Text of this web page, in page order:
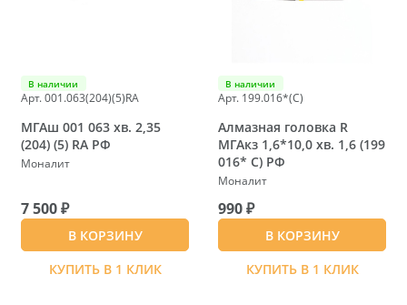
В наличии
Арт. 001.063(204)(5)RA
МГАш 001 063 хв. 2,35
(204) (5) RA РФ
Моналит
7 500 ₽
В КОРЗИНУ
КУПИТЬ В 1 КЛИК
В наличии
Арт. 199.016*(C)
Алмазная головка R
МГАкз 1,6*10,0 хв. 1,6 (199
016* C) РФ
Моналит
990 ₽
В КОРЗИНУ
КУПИТЬ В 1 КЛИК